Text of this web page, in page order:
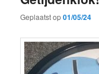
Geplaatst op01/05/24